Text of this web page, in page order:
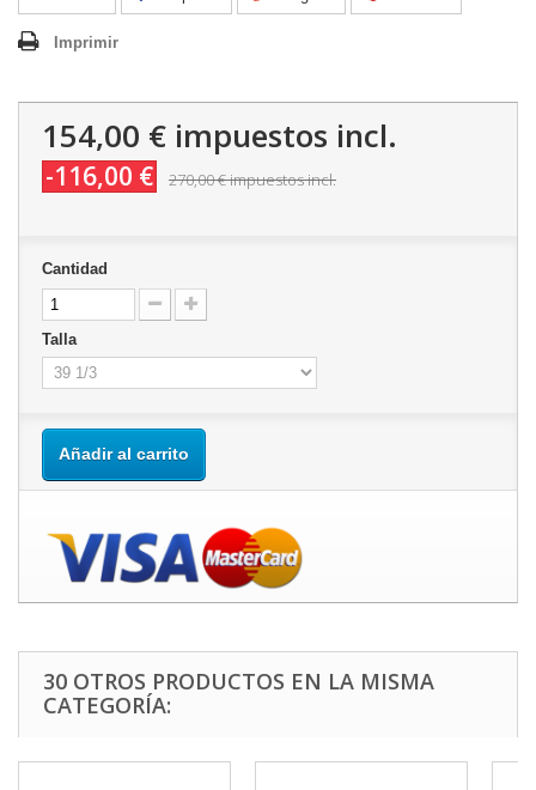
Imprimir
154,00 € impuestos incl.
-116,00 € 270,00 €impuestos incl.
Cantidad
Talla
Añadir al carrito
30 OTROS PRODUCTOS EN LA MISMA
CATEGORÍA: